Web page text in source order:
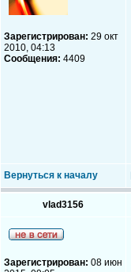
Зарегистрирован: 29 окт
2010, 04:13
Сообщения: 4409
Вернуться к началу
vlad3156
Зарегистрирован: 08 июн